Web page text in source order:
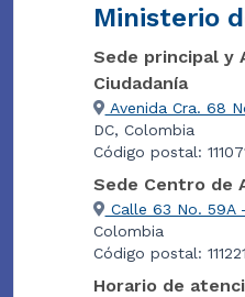
Ministerio
Sede principal y
Ciudadanía
Avenida Cra. 68
DC, Colombia
Código postal:
Sede Centro de
Calle 63 No. 59A
Colombia
Código postal: 111221
Horario de